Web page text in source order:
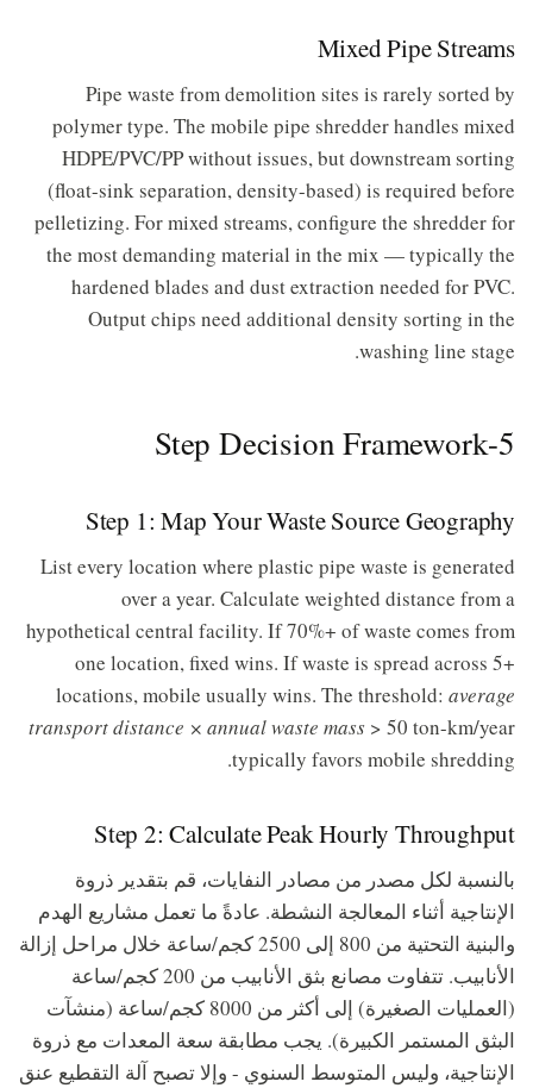
Mixed Pipe Streams
Pipe waste from demolition sites is rarely sorted by
polymer type. The mobile pipe shredder handles mixed
HDPE/PVC/PP without issues, but downstream sorting
(float-sink separation, density-based) is required before
pelletizing. For mixed streams, configure the shredder for
the most demanding material in the mix — typically the
hardened blades and dust extraction needed for PVC.
Output chips need additional density sorting in the
washing line stage.
5-Step Decision Framework
Step 1: Map Your Waste Source Geography
List every location where plastic pipe waste is generated
over a year. Calculate weighted distance from a
hypothetical central facility. If 70%+ of waste comes from
one location, fixed wins. If waste is spread across 5+
locations, mobile usually wins. The threshold: average
transport distance × annual waste mass > 50 ton-km/year
typically favors mobile shredding.
Step 2: Calculate Peak Hourly Throughput
بالنسبة لكل مصدر من مصادر النفايات، قم بتقدير ذروة
الإنتاجية أثناء المعالجة النشطة. عادةً ما تعمل مشاريع الهدم
والبنية التحتية من 800 إلى 2500 كجم/ساعة خلال مراحل إزالة
الأنابيب. تتفاوت مصانع بثق الأنابيب من 200 كجم/ساعة
(العمليات الصغيرة) إلى أكثر من 8000 كجم/ساعة (منشآت
البثق المستمر الكبيرة). يجب مطابقة سعة المعدات مع ذروة
الإنتاجية، وليس المتوسط السنوي - وإلا تصبح آلة التقطيع عنق